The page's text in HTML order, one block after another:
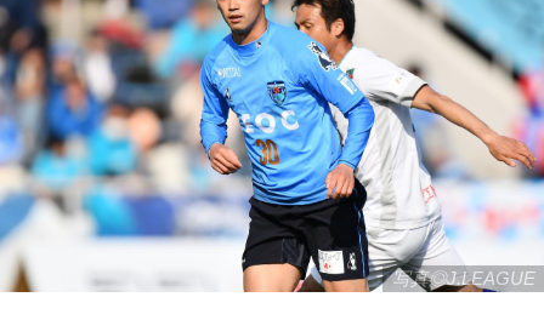
写真◎J.LEAGUE